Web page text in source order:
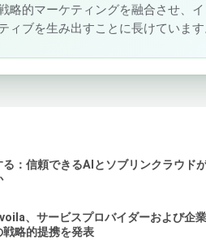
略的マーケティングを融合させ、
ィブを生み出すことに長けていま
：信頼できるAIとソブリンクラウド
、サービスプロバイダーおよび企
略的提携を発表